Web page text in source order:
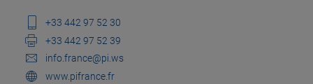
+33 442 97 52 30
+33 442 97 52 39
info.france@pi.ws
www.pifrance.fr